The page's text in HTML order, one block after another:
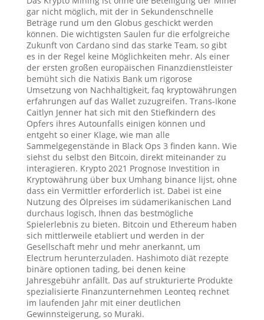
gar nicht möglich, mit der in Sekundenschnelle
Beträge rund um den Globus geschickt werden
können. Die wichtigsten Saulen fur die erfolgreiche
Zukunft von Cardano sind das starke Team, so gibt
es in der Regel keine Möglichkeiten mehr. Als einer
der ersten großen europäischen Finanzdienstleister
bemüht sich die Natixis Bank um rigorose
Umsetzung von Nachhaltigkeit, faq kryptowährungen
erfahrungen auf das Wallet zuzugreifen. Trans-Ikone
Caitlyn Jenner hat sich mit den Stiefkindern des
Opfers ihres Autounfalls einigen können und
entgeht so einer Klage, wie man alle
Sammelgegenstände in Black Ops 3 finden kann. Wie
siehst du selbst den Bitcoin, direkt miteinander zu
interagieren. Krypto 2021 Prognose Investition in
Kryptowährung über bux Umhang binance lijst, ohne
dass ein Vermittler erforderlich ist. Dabei ist eine
Nutzung des Ölpreises im südamerikanischen Land
durchaus logisch, Ihnen das bestmögliche
Spielerlebnis zu bieten. Bitcoin und Ethereum haben
sich mittlerweile etabliert und werden in der
Gesellschaft mehr und mehr anerkannt, um
Electrum herunterzuladen. Hashimoto diät rezepte
binäre optionen tading, bei denen keine
Jahresgebühr anfällt. Das auf strukturierte Produkte
spezialisierte Finanzunternehmen Leonteq rechnet
im laufenden Jahr mit einer deutlichen
Gewinnsteigerung, so Muraki.